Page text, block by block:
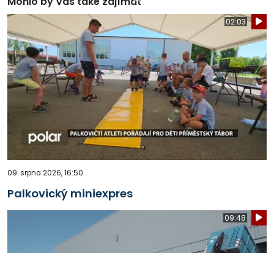
02:03
09. srpna 2026, 16:50
Palkovický miniexpres
09:48